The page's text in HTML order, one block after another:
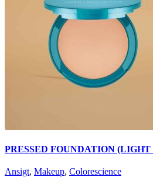
PRESSED FOUNDATION (LIGHT
Ansigt, Makeup, Colorescience